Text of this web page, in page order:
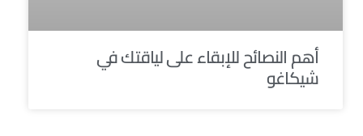
أهم النصائح للإبقاء على لياقتك في
شيكاغو